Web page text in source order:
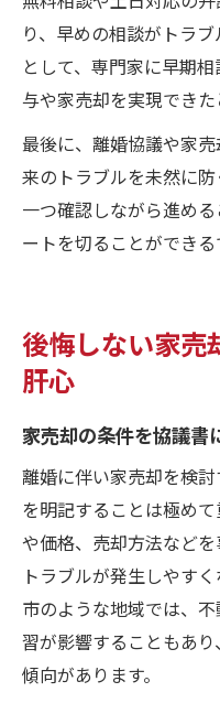
り、早めの相談がトラ
として、専門家に早期
与や家売却を実現できた
最後に、離婚協議や家
来のトラブルを未然に
一つ確認しながら進め
ートを切ることができる
後悔しない家売
肝心
家売却の条件を協議書
離婚に伴い家売却を検
を明記することは極め
や価格、売却方法など
トラブルが発生しやす
市のような地域では、
習が影響することもあ
傾向があります。